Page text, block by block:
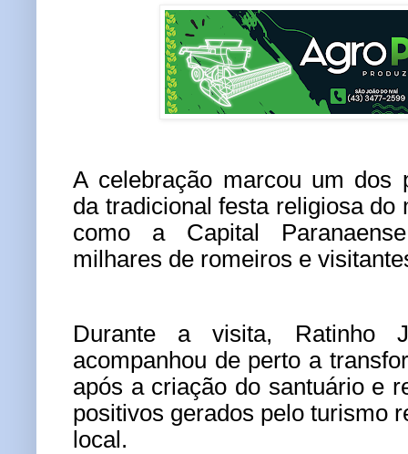
A celebração marcou um dos
da tradicional festa religiosa do
como a Capital
milhares de romeiros e
Durante a visita, Ratinho
acompanhou de perto a
após a criação do santuário e
positivos gerados pelo turismo
local.